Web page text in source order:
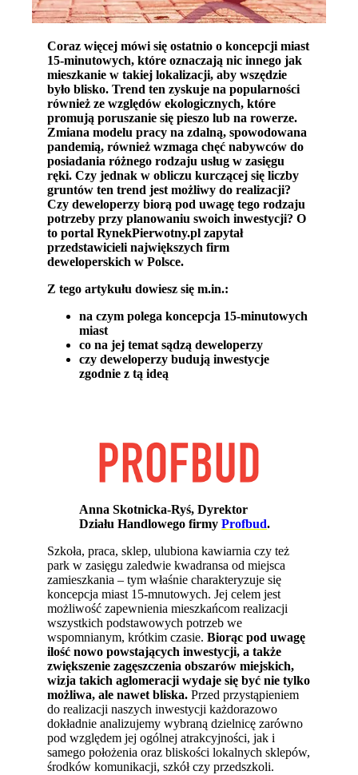
Coraz więcej mówi się ostatnio o koncepcji miast
15-minutowych, które oznaczają nic innego jak
mieszkanie w takiej lokalizacji, aby wszędzie
było blisko. Trend ten zyskuje na popularności
również ze względów ekologicznych, które
promują poruszanie się pieszo lub na rowerze.
Zmiana modelu pracy na zdalną, spowodowana
pandemią, również wzmaga chęć nabywców do
posiadania różnego rodzaju usług w zasięgu
ręki.Czy jednak w obliczu kurczącej się liczby
gruntów ten trend jest możliwy do realizacji?
Czy deweloperzy biorą pod uwagę tego rodzaju
potrzeby przy planowaniu swoich inwestycji? O
to portal RynekPierwotny.pl zapytał
przedstawicieli największych firm
deweloperskich w Polsce.
Z tego artykułu dowiesz się m.in.:
na czym polega koncepcja 15-minutowych
miast
co na jej temat sądzą deweloperzy
czy deweloperzy budują inwestycje
zgodnie z tą ideą
Anna Skotnicka-Ryś, Dyrektor
Działu Handlowego firmyProfbud.
Szkoła, praca, sklep, ulubiona kawiarnia czy też
park w zasięgu zaledwie kwadransa od miejsca
zamieszkania – tym właśnie charakteryzuje się
koncepcja miast 15-mnutowych. Jej celem jest
możliwość zapewnienia mieszkańcom realizacji
wszystkich podstawowych potrzeb we
wspomnianym, krótkim czasie.Biorąc pod uwagę
ilość nowo powstających inwestycji, a także
zwiększenie zagęszczenia obszarów miejskich,
wizja takich aglomeracji wydaje się być nie tylko
możliwa, ale nawet bliska. Przed przystąpieniem
do realizacji naszych inwestycji każdorazowo
dokładnie analizujemy wybraną dzielnicę zarówno
pod względem jej ogólnej atrakcyjności, jak i
samego położenia oraz bliskości lokalnych sklepów,
środków komunikacji, szkół czy przedszkoli.